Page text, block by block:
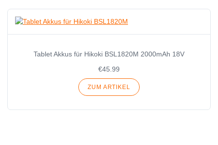
Tablet Akkus für Hikoki BSL1820M 2000mAh 18V
€45.99
ZUM ARTIKEL